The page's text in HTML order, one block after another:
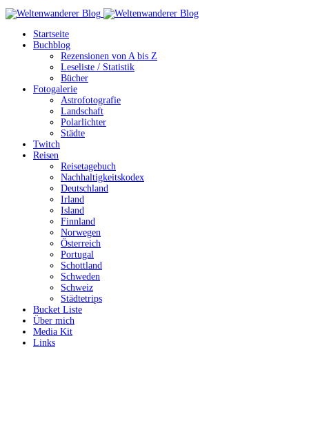
Startseite
Buchblog
Rezensionen von A bis Z
Leseliste / Statistik
Bücher
Fotogalerie
Astrofotografie
Landschaft
Polarlichter
Städte
Twitch
Reisen
Reisetagebuch
Nachhaltigkeitskodex
Deutschland
Irland
Island
Finnland
Norwegen
Österreich
Portugal
Schottland
Schweden
Schweiz
Städtetrips
Bucket Liste
Über mich
Media Kit
Links